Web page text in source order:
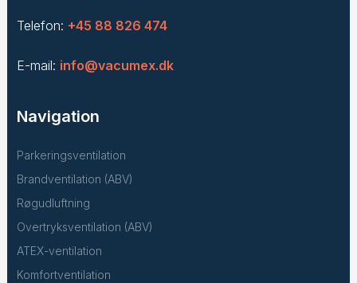
Telefon: +45 88 826 474
E-mail: info@vacumex.dk
Navigation
Parkeringsventilation
Brandventilation (ABV)
Røgudluftning
Overtryksventilation (ABV)
ATEX-ventilation
Komfortventilation